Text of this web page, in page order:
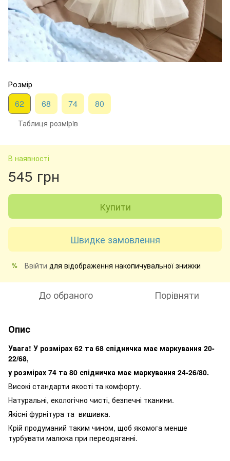
Розмір
62 68 74 80
Таблиця розмiрiв
В наявності
545 грн
Купити
Швидке замовлення
% Ввійти для відображення накопичувальної знижки
До обраного Порівняти
Опис
Увага! У розмірах 62 та 68 спідничка має маркування 20-
22/68,
у розмірах 74 та 80 спідничка має маркування 24-26/80.
Високі стандарти якості та комфорту.
Натуральні, екологічно чисті, безпечні тканини.
Якісні фурнітура та вишивка.
Крій продуманий таким чином, щоб якомога менше
турбувати малюка при переодяганні.